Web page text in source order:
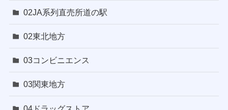
02JA系列直売所道の駅
02東北地方
03コンビニエンス
03関東地方